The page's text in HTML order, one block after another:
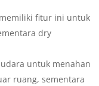
fitur ini untuk
dry
untuk menahan
ruang, sementara